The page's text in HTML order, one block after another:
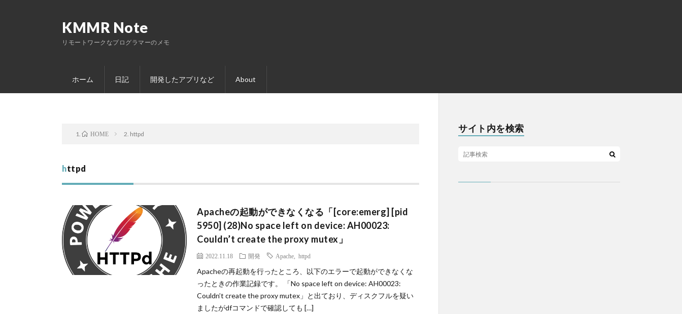
KMMR Note
リモートワークなプログラマーのメモ
ホーム 日記 開発したアプリなど About
HOME httpd
httpd
Apacheの起動ができなくなる「[core:emerg] [pid
5950] (28)No space left on device: AH00023:
Couldn’t create the proxy mutex」
2022.11.18 開発 Apache ,httpd
Apacheの再起動を行ったところ、以下のエラーで起動ができなくな
ったときの作業記録です。 「No space left on device: AH00023:
Couldn’t create the proxy mutex」と出ており、ディスクフルを疑い
ましたがdfコマンドで確認しても […]
サイト内を検索